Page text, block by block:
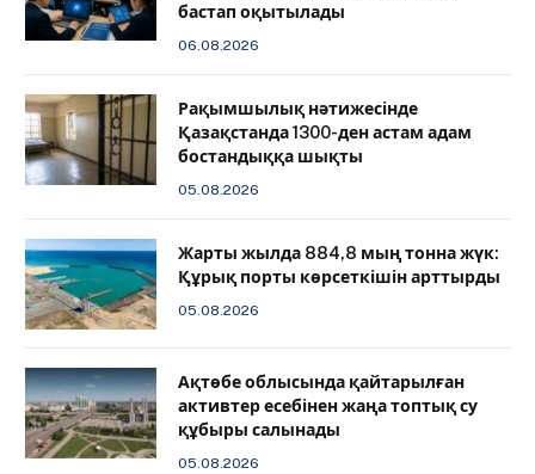
бастап оқытылады
06.08.2026
Рақымшылық нәтижесінде
Қазақстанда 1300-ден астам адам
бостандыққа шықты
05.08.2026
Жарты жылда 884,8 мың тонна жүк:
Құрық порты көрсеткішін арттырды
05.08.2026
Ақтөбе облысында қайтарылған
активтер есебінен жаңа топтық су
құбыры салынады
05.08.2026